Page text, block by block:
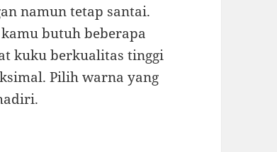
namun tetap santai.
butuh beberapa
kuku berkualitas tinggi
Pilih warna yang